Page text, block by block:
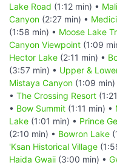
Lake Road (1:12 min) •
Canyon (2:27 min) •
(1:58 min) • Moose Lake
Canyon Viewpoint (1:09
Hector Lake (2:11 min) •
(3:57 min) • Upper &
Mistaya Canyon (1:09 min)
• The Crossing Resort
• Bow Summit (1:11 min) •
Lake (1:01 min) • Prince
(2:10 min) • Bowron Lake
'Ksan Historical Village
Haida Gwaii (3:00 min) •